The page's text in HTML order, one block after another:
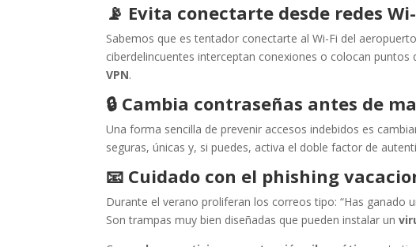
📡 Evita conectarte desde redes
Sabemos que es tentador conectarte al Wi-Fi del
ciberdelincuentes interceptan conexiones o colocan
VPN.
🔒 Cambia contraseñas antes de
Una forma sencilla de prevenir accesos indebidos es
seguras, únicas y, si puedes, activa el doble factor de
📧 Cuidado con el phishing
Durante el verano proliferan los correos tipo: “Has ganado
Son trampas muy bien diseñadas que pueden instalar un